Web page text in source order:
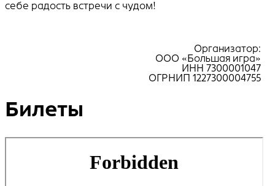
себе радость встречи с чудом!
Организатор:
ООО «Большая игра»
ИНН 7300001047
ОГРНИП 1227300004755
Билеты